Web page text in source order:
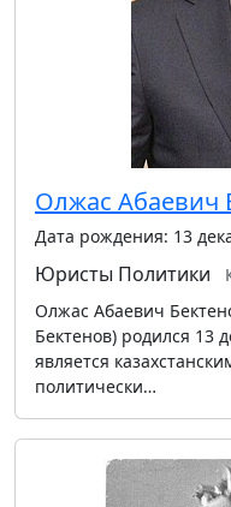
Олжас Абаевич
Дата рождения: 13
Юристы Политики
Олжас Абаевич
Бектенов) родился 13
является
политически…